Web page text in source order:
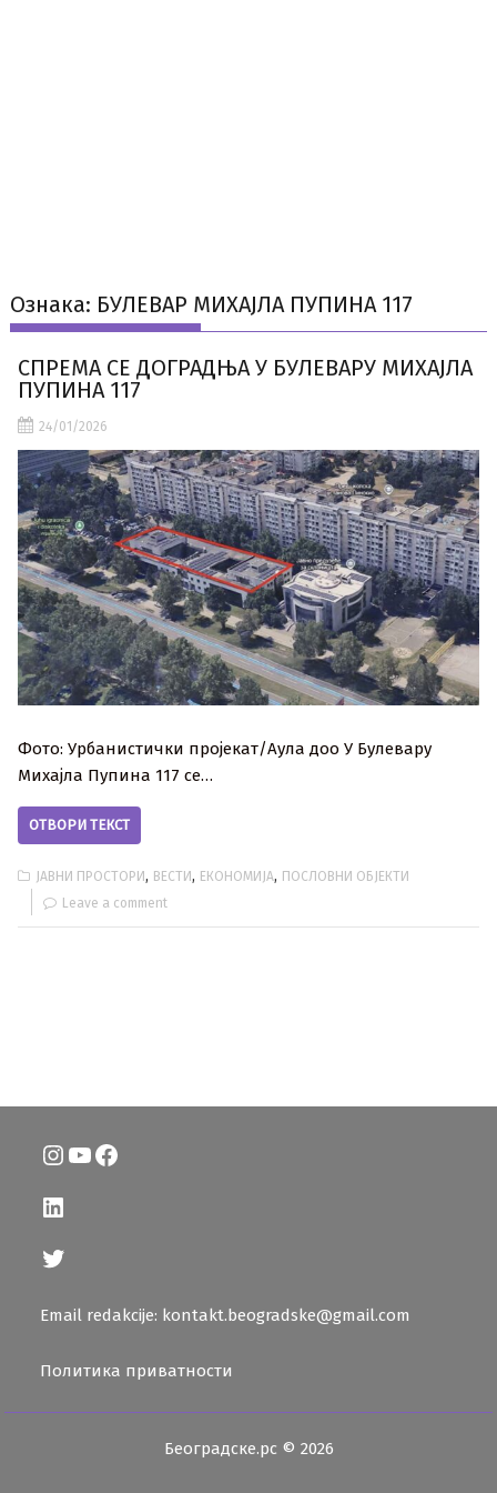
Ознака: БУЛЕВАР МИХАЈЛА ПУПИНА 117
СПРЕМА СЕ ДОГРАДЊА У БУЛЕВАРУ МИХАЈЛА
ПУПИНА 117
24/01/2026
Фото: Урбанистички пројекат/Аула доо У Булевару
Михајла Пупина 117 се…
ОТВОРИ ТЕКСТ
ЈАВНИ ПРОСТОРИ, ВЕСТИ, ЕКОНОМИЈА, ПОСЛОВНИ ОБЈЕКТИ
Leave a comment
Instagram
YouTube
Facebook
LinkedIn
Twitter
Email redakcije: kontakt.beogradske@gmail.com
Политика приватности
Београдске.рс © 2026